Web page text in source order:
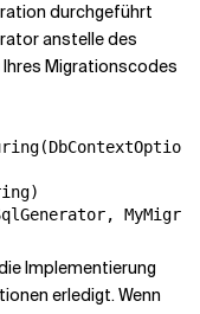
durchgeführt
anstelle des
Migrationscodes
Implementierung
erledigt. Wenn